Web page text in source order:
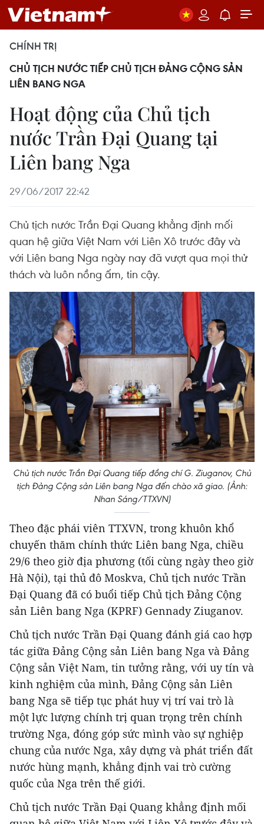
CHÍNH TRỊ
CHỦ TỊCH NƯỚC TIẾP CHỦ TỊCH ĐẢNG CỘNG SẢN
LIÊN BANG NGA
Hoạt động của Chủ tịch
nước Trần Đại Quang tại
Liên bang Nga
29/06/2017 22:42
Chủ tịch nước Trần Đại Quang khẳng định mối
quan hệ giữa Việt Nam với Liên Xô trước đây và
với Liên bang Nga ngày nay đã vượt qua mọi thử
thách và luôn nồng ấm, tin cậy.
Chủ tịch nước Trần Đại Quang tiếp đồng chí G. Ziuganov, Chủ
tịch Đảng Cộng sản Liên bang Nga đến chào xã giao. (Ảnh:
Nhan Sáng/TTXVN)
Theo đặc phái viên TTXVN, trong khuôn khổ
chuyến thăm chính thức Liên bang Nga, chiều
29/6 theo giờ địa phương (tối cùng ngày theo giờ
Hà Nội), tại thủ đô Moskva, Chủ tịch nước Trần
Đại Quang đã có buổi tiếp Chủ tịch Đảng Cộng
sản Liên bang Nga (KPRF) Gennady Ziuganov.
Chủ tịch nước Trần Đại Quang đánh giá cao hợp
tác giữa Đảng Cộng sản Liên bang Nga và Đảng
Cộng sản Việt Nam, tin tưởng rằng, với uy tín và
kinh nghiệm của mình, Đảng Cộng sản Liên
bang Nga sẽ tiếp tục phát huy vị trí vai trò là
một lực lượng chính trị quan trọng trên chính
trường Nga, đóng góp sức mình vào sự nghiệp
chung của nước Nga, xây dựng và phát triển đất
nước hùng mạnh, khẳng định vai trò cường
quốc của Nga trên thế giới.
Chủ tịch nước Trần Đại Quang khẳng định mối